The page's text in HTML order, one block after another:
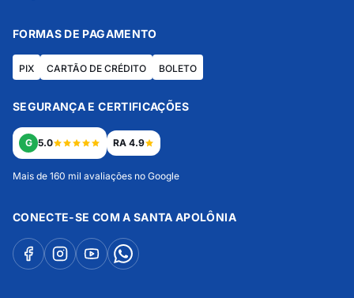
FORMAS DE PAGAMENTO
PIX CARTÃO DE CRÉDITO BOLETO
SEGURANÇA E CERTIFICAÇÕES
G 5.0 RA 4.9
Mais de 160 mil avaliações no Google
CONECTE-SE COM A SANTA APOLÔNIA